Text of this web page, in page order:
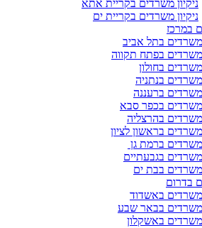
ניקיון משרדים בקריית אתא
ניקיון משרדים בקריית ים
במרכז
משרדים בתל אביב
משרדים בפתח תקווה
משרדים בחולון
משרדים בנתניה
משרדים ברעננה
משרדים בכפר סבא
משרדים בהרצליה
משרדים בראשון לציון
משרדים ברמת גן
משרדים בגבעתיים
משרדים בבת ים
בדרום
משרדים באשדוד
משרדים בבאר שבע
משרדים באשקלון